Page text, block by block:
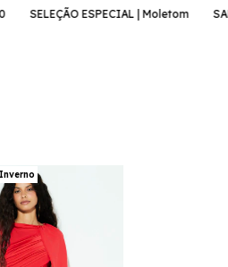
SELEÇÃO ESPECIAL | Moletom